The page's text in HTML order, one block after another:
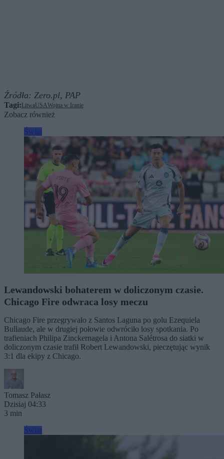
Źródła: Zero.pl, PAP
Tagi: LitwaUSAWojna w Iranie
Zobacz również
Lewandowski bohaterem w doliczonym czasie.
Chicago Fire odwraca losy meczu
Chicago Fire przegrywało z Santos Laguna po golu Ezequiela
Bullaude, ale w drugiej połowie odwróciło losy spotkania. Po
trafieniach Philipa Zinckernagela i Antona Salétrosa do siatki w
doliczonym czasie trafił Robert Lewandowski, pieczętując wynik
3:1 dla ekipy z Chicago.
Tomasz Pałasz
Dzisiaj 04:33
3 min